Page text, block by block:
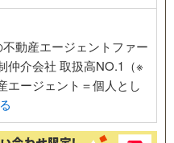
動産エージェントファー
仲介会社 取扱高NO.1（※
エージェント＝個人とし